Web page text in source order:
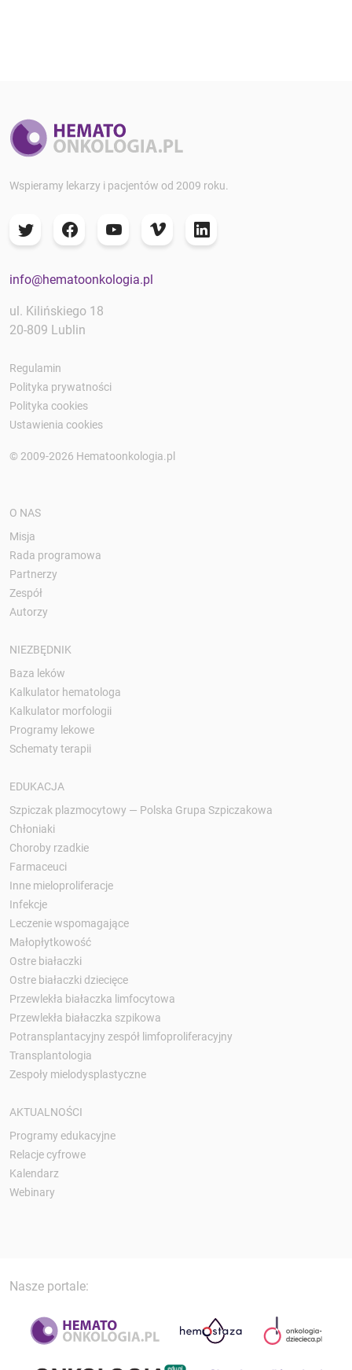
Wspieramy lekarzy i pacjentów od 2009 roku.
info@hematoonkologia.pl
ul. Kilińskiego 18
20-809 Lublin
Regulamin
Polityka prywatności
Polityka cookies
Ustawienia cookies
© 2009-2026 Hematoonkologia.pl
O NAS
Misja
Rada programowa
Partnerzy
Zespół
Autorzy
NIEZBĘDNIK
Baza leków
Kalkulator hematologa
Kalkulator morfologii
Programy lekowe
Schematy terapii
EDUKACJA
Szpiczak plazmocytowy — Polska Grupa Szpiczakowa
Chłoniaki
Choroby rzadkie
Farmaceuci
Inne mieloproliferacje
Infekcje
Leczenie wspomagające
Małopłytkowość
Ostre białaczki
Ostre białaczki dziecięce
Przewlekła białaczka limfocytowa
Przewlekła białaczka szpikowa
Potransplantacyjny zespół limfoproliferacyjny
Transplantologia
Zespoły mielodysplastyczne
AKTUALNOŚCI
Programy edukacyjne
Relacje cyfrowe
Kalendarz
Webinary
Nasze portale: